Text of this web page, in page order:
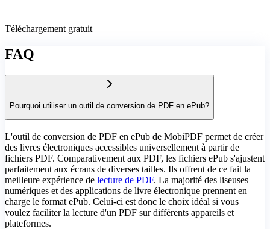
Téléchargement gratuit
FAQ
Pourquoi utiliser un outil de conversion de PDF en ePub?
L'outil de conversion de PDF en ePub de MobiPDF permet de créer
des livres électroniques accessibles universellement à partir de
fichiers PDF. Comparativement aux PDF, les fichiers ePub s'ajustent
parfaitement aux écrans de diverses tailles. Ils offrent de ce fait la
meilleure expérience de lecture de PDF. La majorité des liseuses
numériques et des applications de livre électronique prennent en
charge le format ePub. Celui-ci est donc le choix idéal si vous
voulez faciliter la lecture d'un PDF sur différents appareils et
plateformes.